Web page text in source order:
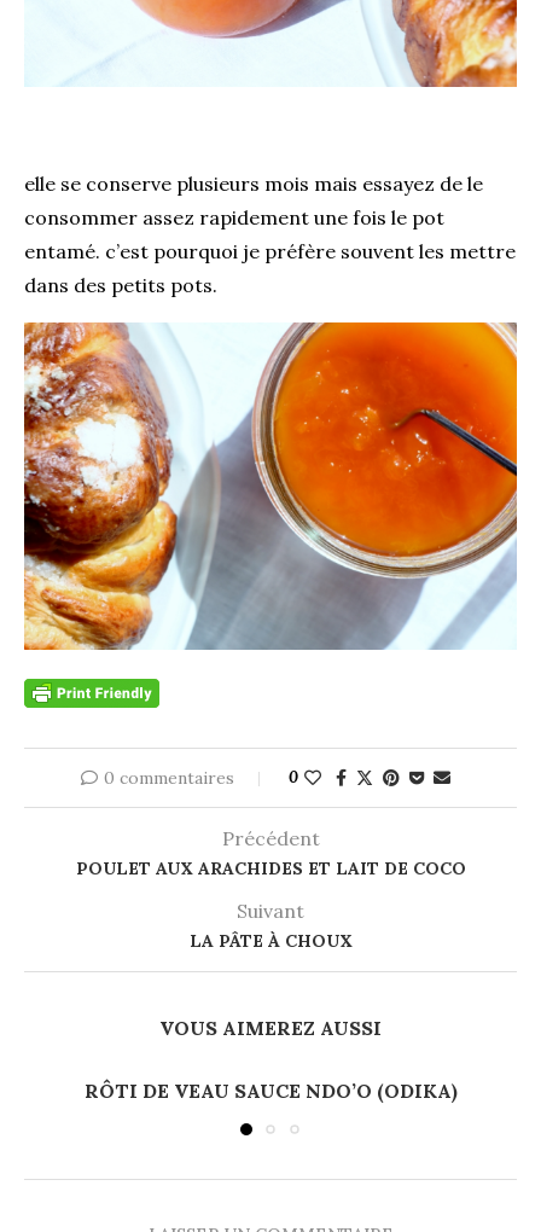
elle se conserve plusieurs mois mais essayez de le
consommer assez rapidement une fois le pot
entamé. c’est pourquoi je préfère souvent les mettre
dans des petits pots.
0 commentaires 0
Précédent
POULET AUX ARACHIDES ET LAIT DE COCO
Suivant
LA PÂTE À CHOUX
VOUS AIMEREZ AUSSI
RÔTI DE VEAU SAUCE NDO’O (ODIKA)